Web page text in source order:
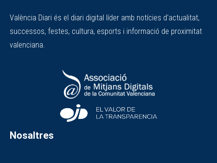
València Diari és el diari digital líder amb notícies d'actualitat,
successos, festes, cultura, esports i informació de proximitat
valenciana.
Nosaltres